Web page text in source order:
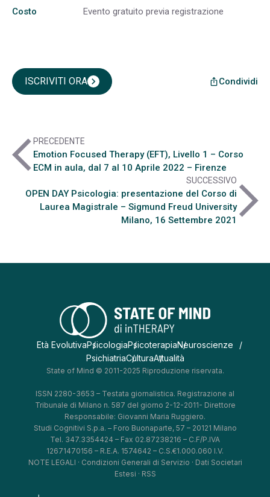
Costo Evento gratuito previa registrazione
ISCRIVITI ORAchevron_right ios_shareCondividi
arrow_back_iosPRECEDENTE
Emotion Focused Therapy (EFT), Livello 1 – Corso
ECM in aula, dal 7 al 10 Aprile 2022 – Firenze
SUCCESSIVO
OPEN DAY Psicologia: presentazione del Corso di
Laurea Magistrale – Sigmund Freud University
Milano, 16 Settembre 2021arrow_forward_ios
Età EvolutivaPsicologiaPsicoterapiaNeuroscienze
PsichiatriaCulturaAttualità
State of Mind © 2011-2025 Riproduzione riservata.
ISSN 2280-3653 – Testata giornalistica. Registrazione al
Tribunale di Milano n. 587 del giorno 2-12-2011- Direttore
Responsabile: Giovanni Maria Ruggiero.
Studi Cognitivi S.p.a. – Foro Buonaparte, 57 – 20121 Milano
Tel. 347.3354424 – Fax 02.87238216 – C.F/P.IVA
12671470156 – R.E.A. 1574642 – C.S.€1.000.060 I.V.
NOTE LEGALI · Condizioni Generali di Servizio · Dati Societari
Estesi · RSS